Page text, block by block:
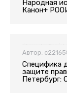
Народная
Канон+
Автор:
Специфика
защите
Петербург: